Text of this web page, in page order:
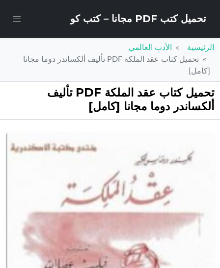
تحميل كتب PDF مجانا – كتب كو
الرئيسية
الأدب العالمي
تحميل كتاب عقد الملكة PDF تأليف ألكساندر دوما مجانا
[كامل]
تحميل كتاب عقد الملكة PDF تأليف
ألكساندر دوما مجانا [كامل]